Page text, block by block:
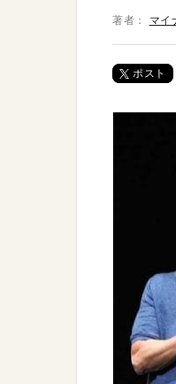
著者： マイ
ポスト